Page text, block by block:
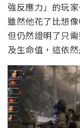
強反應力」的玩
雖然他花了比想
但仍然證明了只
及生命值，這依